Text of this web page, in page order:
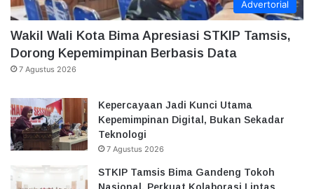
Advertorial
Wakil Wali Kota Bima Apresiasi STKIP Tamsis,
Dorong Kepemimpinan Berbasis Data
7 Agustus 2026
Kepercayaan Jadi Kunci Utama
Kepemimpinan Digital, Bukan Sekadar
Teknologi
7 Agustus 2026
STKIP Tamsis Bima Gandeng Tokoh